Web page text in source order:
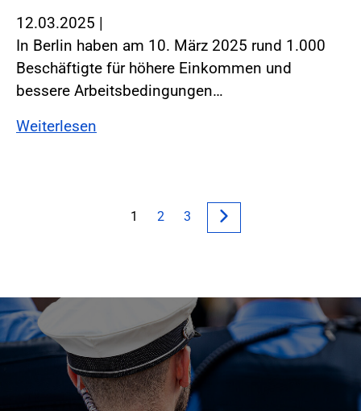
12.03.2025 |
In Berlin haben am 10. März 2025 rund 1.000
Beschäftigte für höhere Einkommen und
bessere Arbeitsbedingungen…
Weiterlesen
1 2 3